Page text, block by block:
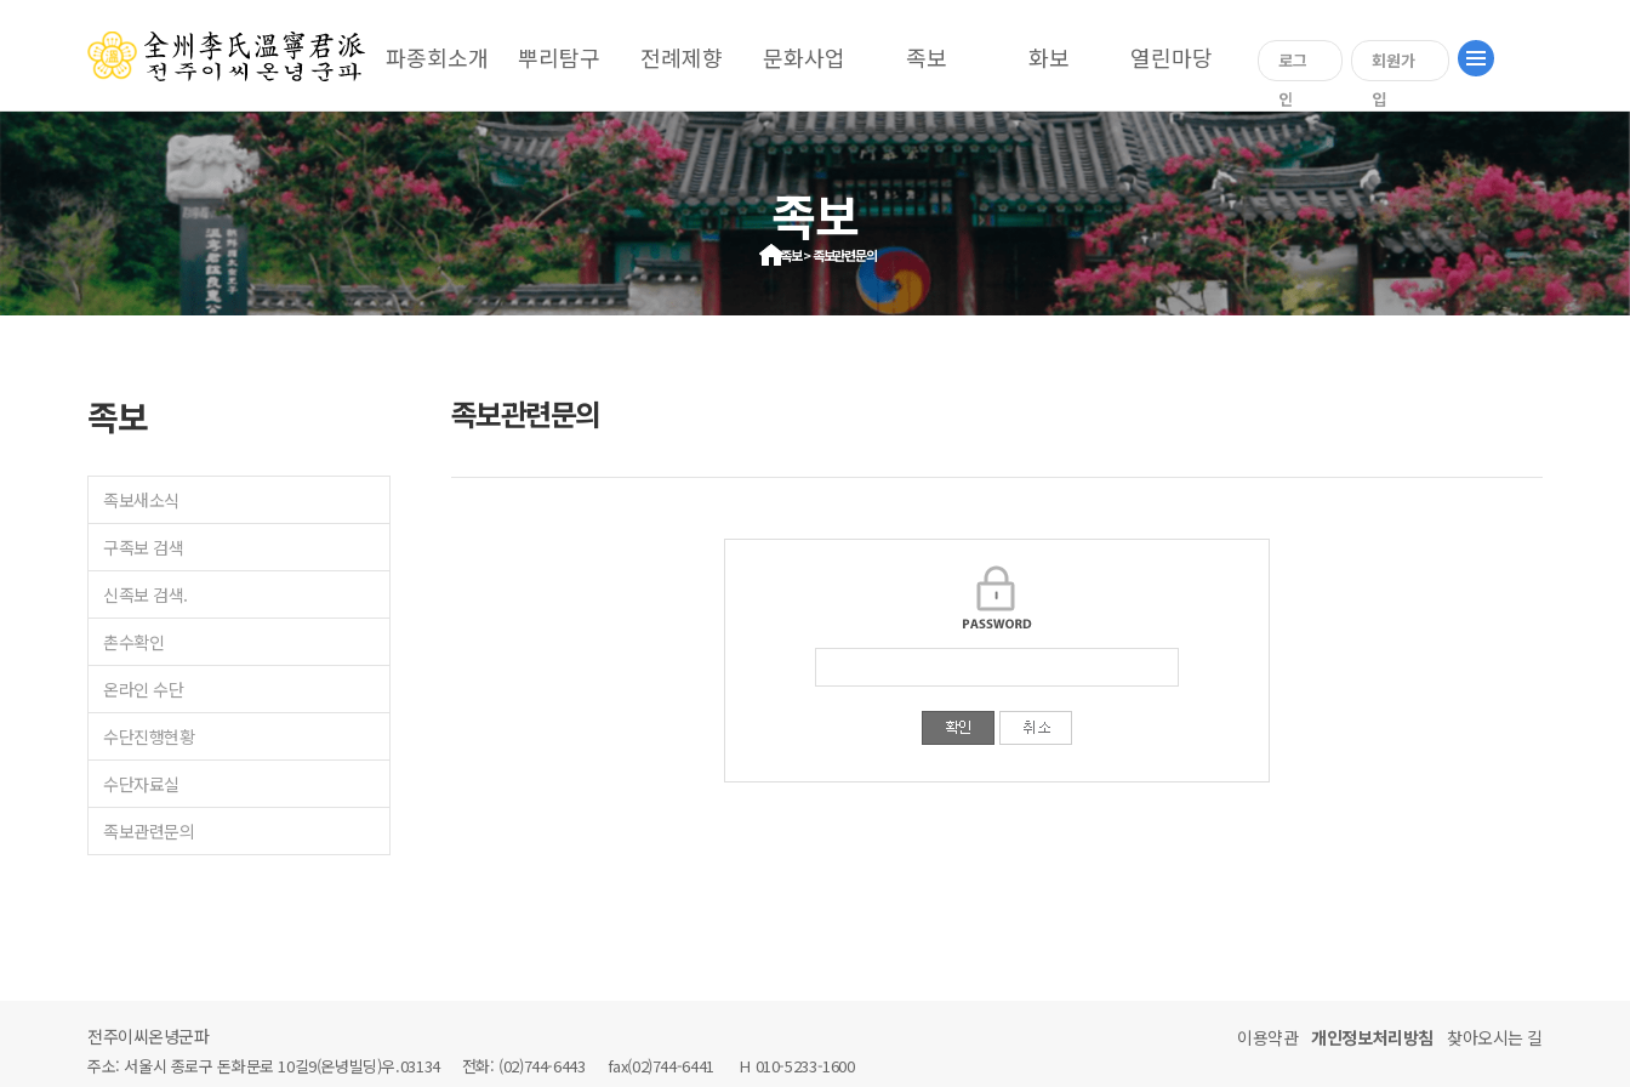
파종회소개 뿌리탐구 전례제향 문화사업 족보 화보 열린마당
로그
인
회원가
입
족보
족보 > 족보관련문의
족보
족보새소식
구족보 검색
신족보 검색.
촌수확인
온라인 수단
수단진행현황
수단자료실
족보관련문의
족보관련문의
전주이씨온녕군파 이용약관 개인정보처리방침 찾아오시는 길
주소: 서울시 종로구 돈화문로 10길9(온녕빌딩)우.03134 전화: (02)744-6443 fax(02)744-6441 H 010-5233-1600